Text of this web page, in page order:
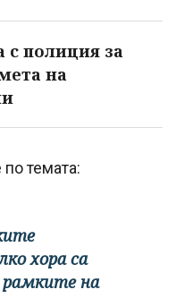
с полиция за
на
темата:
хора са
рамките на